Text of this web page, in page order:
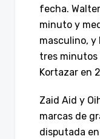
fecha.
minuto y
masculino, y
tres minutos
Kortazar en
Zaid Aid y
marcas de
disputada